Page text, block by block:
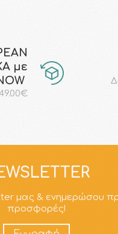
με
μας & ενημερώσου
προσφορές!